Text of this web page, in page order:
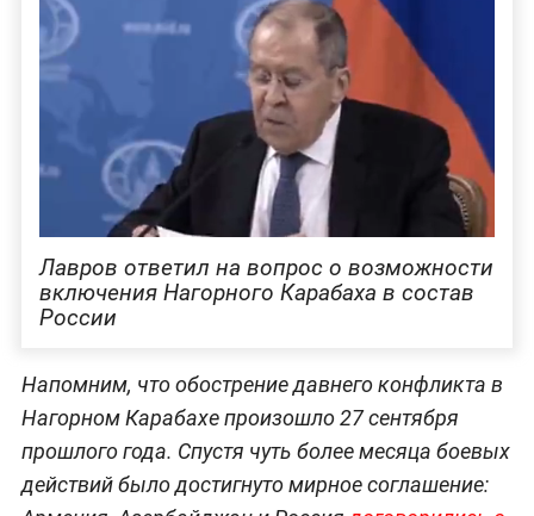
Лавров ответил на вопрос о возможности
включения Нагорного Карабаха в состав
России
Напомним, что обострение давнего конфликта в
Нагорном Карабахе произошло 27 сентября
прошлого года. Спустя чуть более месяца боевых
действий было достигнуто мирное соглашение: